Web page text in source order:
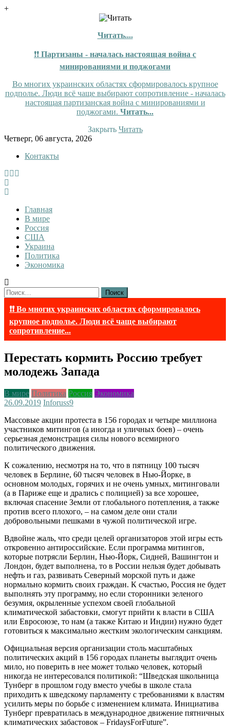
+
Читать....
❗❗ Партизаны - началась настоящая война с
минированиями и поджогами
Во многих украинских областях сформировалось крупное
подполье. Люди всё чаще выбирают сопротивление - началась
настоящая партизанская война с минированиями и
поджогами. Читать...
Закрыть Читать
Skip
content
Четверг, 06 августа, 2026
Контакты
InfoRuss
InfoRuss — Новости
Главная
В мире
Россия
США
Украина
Политика
Экономика
Найти:
❗❗ Во многих украинских областях сформировалось
крупное подполье. Люди всё чаще выбирают
сопротивление...
Перестать кормить Россию требует
молодежь Запада
В мире Политика Россия Экономика
26.09.2019 Inforuss9
Массовые акции протеста в 156 городах и четыре миллиона
участников митингов (а иногда и уличных боев) – очень
серьезная демонстрация силы нового всемирного
политического движения.
К сожалению, несмотря на то, что в пятницу 100 тысяч
человек в Берлине, 60 тысяч человек в Нью-Йорке, в
основном молодых, горячих и не очень умных, митинговали
(а в Париже еще и дрались с полицией) за все хорошее,
включая спасение Земли от глобального потепления, а также
против всего плохого, – на самом деле они стали
добровольными пешками в чужой политической игре.
Вдвойне жаль, что среди целей организаторов этой игры есть
откровенно антироссийские. Если программа митингов,
которые потрясли Берлин, Нью-Йорк, Сидней, Вашингтон и
Лондон, будет выполнена, то в России нельзя будет добывать
нефть и газ, развивать Северный морской путь и даже
нормально кормить своих граждан. К счастью, Россия не будет
выполнять эту программу, но если сторонники зеленого
безумия, окрыленные успехом своей глобальной
климатической забастовки, смогут прийти к власти в США
или Евросоюзе, то нам (а также Китаю и Индии) нужно будет
готовиться к максимально жестким экологическим санкциям.
Официальная версия организации столь масштабных
политических акций в 156 городах планеты выглядит очень
мило, но поверить в нее может только человек, который
никогда не интересовался политикой: “Шведская школьница
Тунберг в прошлом году вместо учебы в школе стала
приходить к шведскому парламенту с требованиями к властям
усилить меры по борьбе с изменением климата. Инициатива
Тунберг превратилась в международное движение пятничных
климатических забастовок – FridaysForFuture”.